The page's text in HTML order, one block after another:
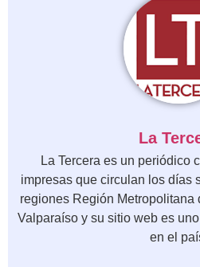
La
La Tercera es un periódico
impresas que circulan los días
regiones Región Metropolitana
Valparaíso y su sitio web es
en el